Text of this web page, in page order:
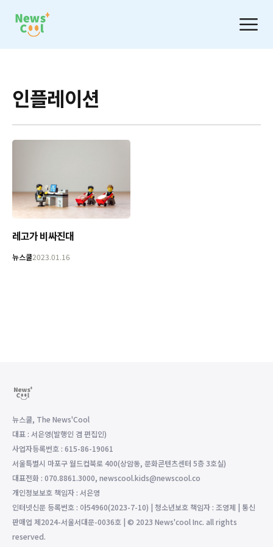
인플레이션
레고가 비싸진대
뉴스쿨2023.01.16
뉴스쿨, The News'Cool
대표 : 서은영(발행인 겸 편집인)
사업자등록번호 : 615-86-19061
서울특별시 마포구 월드컵북로 400(상암동, 문화콘텐츠센터 5층 3호실)
대표전화 : 070.8861.3000, newscool.kids@newscool.co
개인정보보호 책임자 : 서은영
인터넷신문 등록번호 : 아54960(2023-7-10) | 청소년보호 책임자 : 조영제 | 통신
판매업 제2024-서울서대문-0036호 | © 2023 News'cool Inc. all rights
reserved.